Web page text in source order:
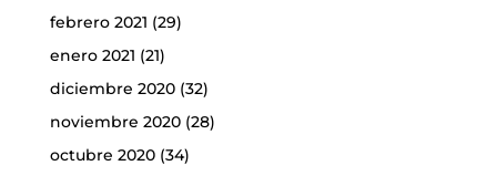
febrero 2021 (29)
enero 2021 (21)
diciembre 2020(32)
noviembre 2020(28)
octubre 2020(34)